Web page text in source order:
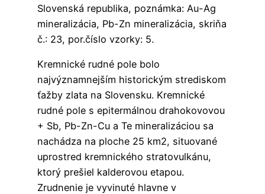
Slovenská republika, poznámka: Au-Ag
mineralizácia, Pb-Zn mineralizácia, skriňa
č.: 23, por.číslo vzorky: 5.
Kremnické rudné pole bolo
najvýznamnejším historickým strediskom
ťažby zlata na Slovensku. Kremnické
rudné pole s epitermálnou drahokovovou
+ Sb, Pb-Zn-Cu a Te mineralizáciou sa
nachádza na ploche 25 km2, situované
uprostred kremnického stratovulkánu,
ktorý prešiel kalderovou etapou.
Zrudnenie je vyvinuté hlavne v